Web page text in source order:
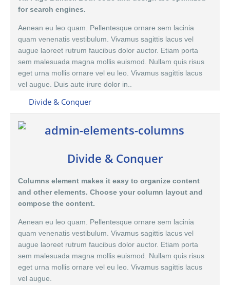
for search engines.
Aenean eu leo quam. Pellentesque ornare sem lacinia
quam venenatis vestibulum. Vivamus sagittis lacus vel
augue laoreet rutrum faucibus dolor auctor. Etiam porta
sem malesuada magna mollis euismod. Nullam quis risus
eget urna mollis ornare vel eu leo. Vivamus sagittis lacus
vel augue. Duis aute irure dolor in..
Divide & Conquer
Divide & Conquer
Columns element makes it easy to organize content
and other elements. Choose your column layout and
compose the content.
Aenean eu leo quam. Pellentesque ornare sem lacinia
quam venenatis vestibulum. Vivamus sagittis lacus vel
augue laoreet rutrum faucibus dolor auctor. Etiam porta
sem malesuada magna mollis euismod. Nullam quis risus
eget urna mollis ornare vel eu leo. Vivamus sagittis lacus
vel augue.